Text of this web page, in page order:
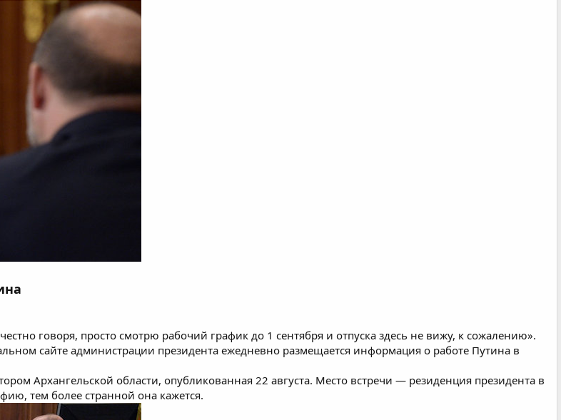
говоря, просто смотрю рабочий график до 1 сентября и отпуска здесь не вижу, к сожалению».
сайте администрации президента ежедневно размещается информация о работе Путина в
Архангельской области, опубликованная 22 августа. Место встречи — резиденция президента в
тем более странной она кажется.